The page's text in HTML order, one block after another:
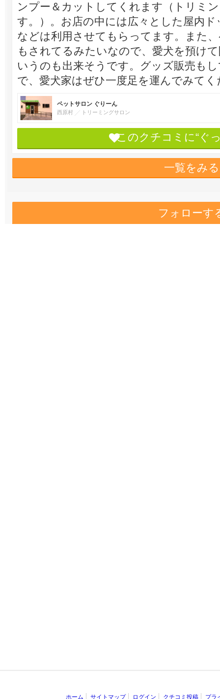
ンプー＆カットしてくれます（トリミ
す。）。お店の中には広々とした屋内
などは利用させてもらってます。また
もされてるみたいなので、愛犬を預け
いうのも出来そうです。グッズ販売も
で、愛犬家はぜひ一度足を運んでみてく
ペットサロン ぐりーん
西原村 トリーミングサロン
このクチコミに“ぐ
一覧をみる
フォローす
ホーム サイトマップ ログイン クチコミ投稿 プラ